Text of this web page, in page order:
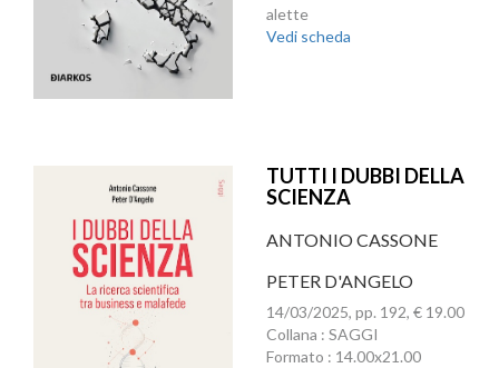
alette
Vedi scheda
TUTTI I DUBBI DELLA
SCIENZA
ANTONIO CASSONE
PETER D'ANGELO
14/03/2025, pp. 192, € 19.00
Collana : SAGGI
Formato : 14.00x21.00